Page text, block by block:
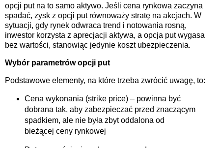
opcji put na to samo aktywo. Jeśli cena rynkowa zaczyna
spadać, zysk z opcji put równoważy stratę na akcjach. W
sytuacji, gdy rynek odwraca trend i notowania rosną,
inwestor korzysta z aprecjacji aktywa, a opcja put wygasa
bez wartości, stanowiąc jedynie koszt ubezpieczenia.
Wybór parametrów opcji put
Podstawowe elementy, na które trzeba zwrócić uwagę, to:
Cena wykonania (strike price) – powinna być
dobrana tak, aby zabezpieczać przed znaczącym
spadkiem, ale nie była zbyt oddalona od
bieżącej ceny rynkowej